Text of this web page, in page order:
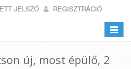
JELSZÓ REGISZTRÁCIÓ
Toggle
új, most épülő, 2